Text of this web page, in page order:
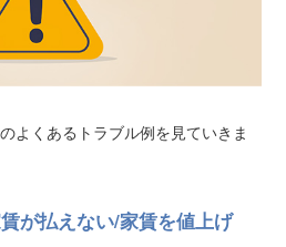
よくあるトラブル例を見ていきま
が払えない/家賃を値上げ